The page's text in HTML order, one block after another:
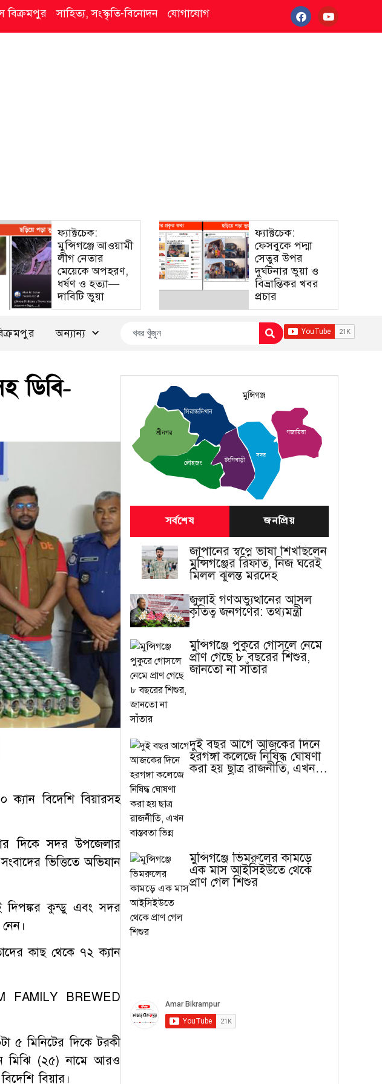
বিক্রমপুর সাহিত্য, সংস্কৃতি-বিনোদন যোগাযোগ
ফ্যাক্টচেক:
মুন্সিগঞ্জে আওয়ামী
লীগ নেতার
মেয়েকে অপহরণ,
ধর্ষণ ও হত্যা—
দাবিটি ভুয়া
ফ্যাক্টচেক:
ফেসবুকে পদ্মা
সেতুর উপর
দুর্ঘটনার ভুয়া ও
বিভ্রান্তিকর খবর
প্রচার
অন্যান্য
ডিবি-
বিদেশি বিয়ারসহ
দিকে সদর উপজেলার
ভিত্তিতে অভিযান
দিপঙ্কর কুন্ডু এবং সদর
কাছ থেকে ৭২ ক্যান
FAMILY BREWED
৫ মিনিটের দিকে টরকী
মিঝি (২৫) নামে আরও
বিয়ার।
শ্রীনগর
সিরাজদিখান
টংগিবাড়ী
সদর
গজারিয়া
লৌহজং
মুন্সিগঞ্জ
সর্বশেষ জনপ্রিয়
জাপানের স্বপ্নে ভাষা শিখছিলেন
মুন্সিগঞ্জের রিফাত, নিজ ঘরেই
মিলল ঝুলন্ত মরদেহ
জুলাই গণঅভ্যুত্থানের আসল
কৃতিত্ব জনগণের: তথ্যমন্ত্রী
মুন্সিগঞ্জে পুকুরে গোসলে নেমে
প্রাণ গেছে ৮ বছরের শিশুর,
জানতো না সাঁতার
দুই বছর আগে আজকের দিনে
হরগঙ্গা কলেজে নিষিদ্ধ ঘোষণা
করা হয় ছাত্র রাজনীতি, এখন
মুন্সিগঞ্জে ভিমরুলের কামড়ে
এক মাস আইসিইউতে থেকে
প্রাণ গেল শিশুর